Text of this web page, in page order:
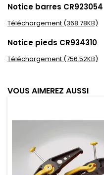
Notice barres CR923054
Téléchargement (368.78KB)
Notice pieds CR934310
Téléchargement (756.52KB)
VOUS AIMEREZ AUSSI